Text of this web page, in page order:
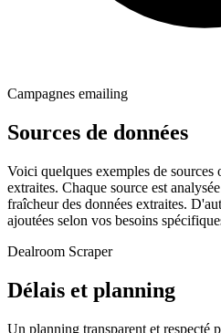
Campagnes emailing
Sources de données
Voici quelques exemples de sources
extraites. Chaque source est
fraîcheur des données extraites.
ajoutées selon vos besoins
Dealroom Scraper
Délais et planning
Un planning transparent et respecté